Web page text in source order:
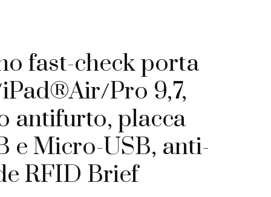
fast-check porta
Pro 9,7,
antifurto, placca
e Micro-USB, anti-
RFID Brief